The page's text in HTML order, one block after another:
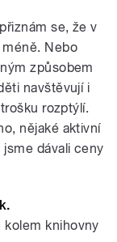
se, že v
Nebo
způsobem
navštěvují i
rozptýlí.
nějaké aktivní
dávali ceny
knihovny